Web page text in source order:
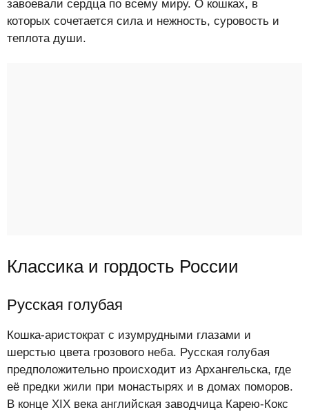
завоевали сердца по всему миру. О кошках, в
которых сочетается сила и нежность, суровость и
теплота души.
Классика и гордость России
Русская голубая
Кошка-аристократ с изумрудными глазами и
шерстью цвета грозового неба. Русская голубая
предположительно происходит из Архангельска, где
её предки жили при монастырях и в домах поморов.
В конце XIX века английская заводчица Карею-Кокс